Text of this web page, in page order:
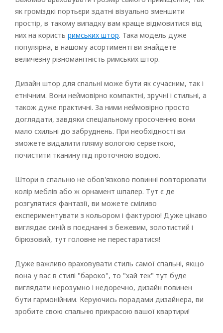
Рулонні
Горизонтальні жалюзі
Вертикальні
Римські
як громіздкі портьєри здатні візуально зменшити
простір, в такому випадку вам краще відмовитися від
них на користь римських штор. Така модель дуже
популярна, в нашому асортименті ви знайдете
величезну різноманітність римських штор.
Дизайн штор для спальні може бути як сучасним, так і
етнічним. Вони неймовірно компактні, зручні і стильні, а
також дуже практичні. За ними неймовірно просто
доглядати, завдяки спеціальному просоченню вони
мало схильні до забруднень. При необхідності ви
зможете видалити пляму вологою серветкою,
почистити тканину під проточною водою.
Штори в спальню не обов'язково повинні повторювати
колір меблів або ж орнамент шпалер. Тут є де
розгулятися фантазії, ви можете сміливо
експериментувати з кольором і фактурою! Дуже цікаво
виглядає синій в поєднанні з бежевим, золотистий і
бірюзовий, тут головне не перестаратися!
Дуже важливо враховувати стиль самої спальні, якщо
вона у вас в стилі "бароко", то "хай тек" тут буде
виглядати нерозумно і недоречно, дизайн повинен
бути гармонійним. Керуючись порадами дизайнера, ви
зробите свою спальню прикрасою вашої квартири!